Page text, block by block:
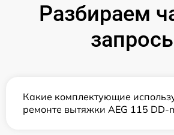
Разбираем
Какие комплектующие
ремонте вытяжки AEG 115 DD-